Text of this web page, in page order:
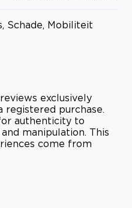
Schade, Mobiliteit
exclusively
registered purchase.
authenticity to
manipulation. This
come from